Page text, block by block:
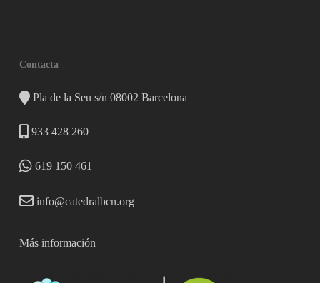
Contacta
Pla de la Seu s/n 08002 Barcelona
933 428 260
619 150 461
info@catedralbcn.org
Más información